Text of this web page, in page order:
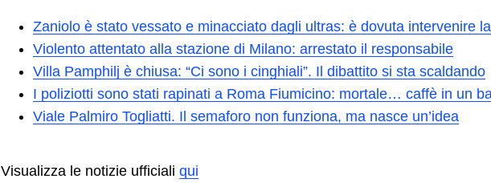
Zaniolo è stato vessato e minacciato dagli ultras: è dovuta intervenire
Violento attentato alla stazione di Milano: arrestato il responsabile
Villa Pamphilj è chiusa: “Ci sono i cinghiali”. Il dibattito si sta scaldando
I poliziotti sono stati rapinati a Roma Fiumicino: mortale… caffè in un
Viale Palmiro Togliatti. Il semaforo non funziona, ma nasce un’idea
Visualizza le notizie ufficiali qui